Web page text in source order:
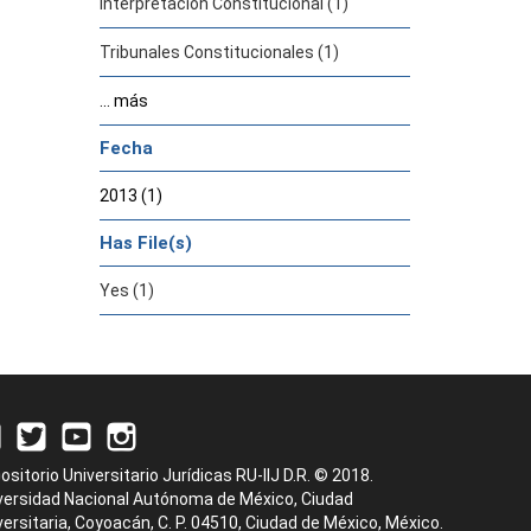
Tribunales Constitucionales (1)
... más
Fecha
2013 (1)
Has File(s)
Yes (1)
Universitario Jurídicas RU-IIJ D.R. © 2018.
Nacional Autónoma de México, Ciudad
Coyoacán, C. P. 04510, Ciudad de México, México.